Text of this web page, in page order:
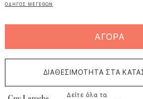
ΟΔΗΓΟΣ ΜΕΓΕΘΩΝ
ΑΓΟΡΑ
ΔΙΑΘΕΣΙΜΟΤΗΤΑ ΣΤΑ
Δείτε όλα τα